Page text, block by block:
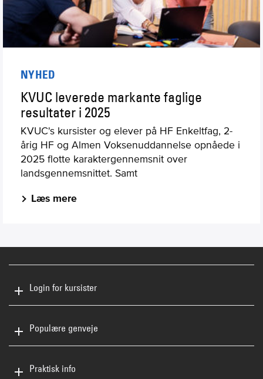
NYHED
KVUC leverede markante faglige
resultater i 2025
KVUC's kursister og elever på HF Enkeltfag, 2-
årig HF og Almen Voksenuddannelse opnåede i
2025 flotte karaktergennemsnit over
landsgennemsnittet. Samt
Læs mere
Login for kursister
Populære genveje
Praktisk info